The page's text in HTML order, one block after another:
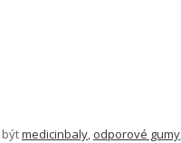
medicinbaly odporové gumy